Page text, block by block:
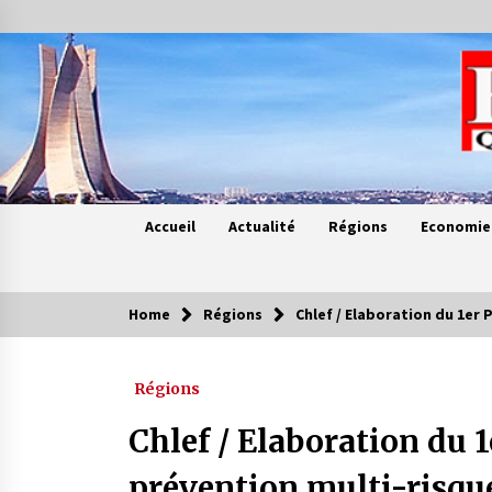
to
content
Accueil Actualité Régions Economie
Contes de chez nous
4 ans ago
Home Régions Chlef / Elaboration du 1er
Régions
Chlef / Elaboration du